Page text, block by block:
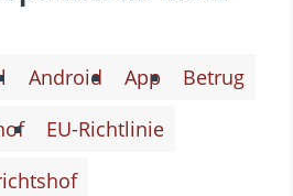
Android App
Betrug
EU-Richtlinie